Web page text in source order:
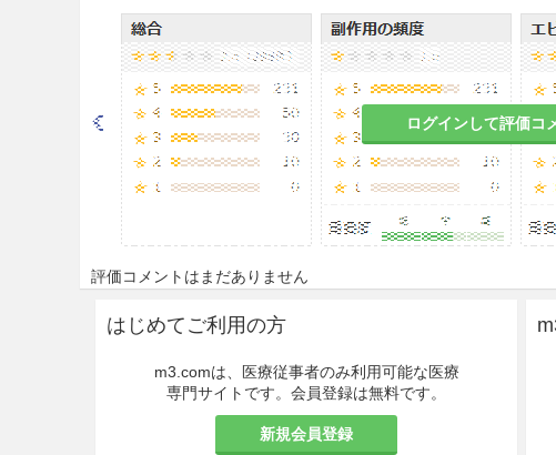
水分補給が必要であり、電解質を
ある。
9.1.3 閉塞性尿路疾患により尿量が
水分、電解質等の排泄が障害され
9.2 腎機能障害患者
水分、電解質の過剰投与に陥りやす
9.3 肝機能障害患者
9.3.1 重篤な肝障害のある患者
水分、電解質代謝異常、高乳酸血症
9.5 妊婦
ログインして評価コ
評価コメントはまだありません
はじめてご利用の方
m3.comは、医療従事者のみ利用可能な医療
専門サイトです。会員登録は無料です。
新規会員登録